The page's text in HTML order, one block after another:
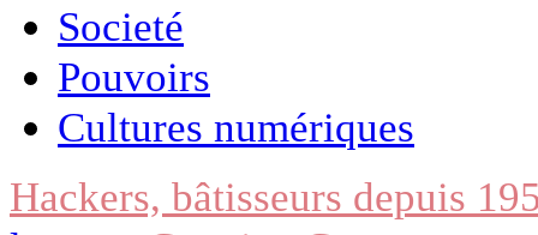
Societé
Pouvoirs
Cultures numériques
Hackers, bâtisseurs depuis